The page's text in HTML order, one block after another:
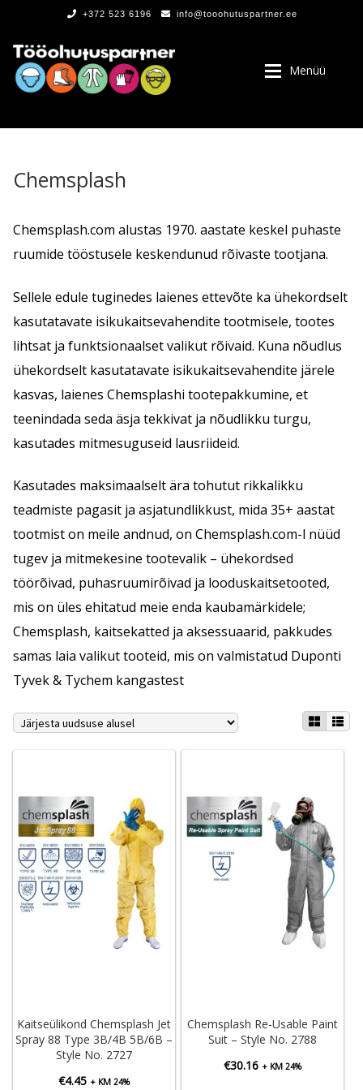
+372 523 6196 info@tooohutuspartner.ee
Menüü
Chemsplash
Chemsplash.com alustas 1970. aastate keskel puhaste
ruumide tööstusele keskendunud rõivaste tootjana.
Sellele edule tuginedes laienes ettevõte ka ühekordselt
kasutatavate isikukaitsevahendite tootmisele, tootes
lihtsat ja funktsionaalset valikut rõivaid. Kuna nõudlus
ühekordselt kasutatavate isikukaitsevahendite järele
kasvas, laienes Chemsplashi tootepakkumine, et
teenindada seda äsja tekkivat ja nõudlikku turgu,
kasutades mitmesuguseid lausriideid.
Kasutades maksimaalselt ära tohutut rikkalikku
teadmiste pagasit ja asjatundlikkust, mida 35+ aastat
tootmist on meile andnud, on Chemsplash.com-l nüüd
tugev ja mitmekesine tootevalik – ühekordsed
töörõivad, puhasruumirõivad ja looduskaitsetooted,
mis on üles ehitatud meie enda kaubamärkidele;
Chemsplash, kaitsekatted ja aksessuaarid, pakkudes
samas laia valikut tooteid, mis on valmistatud Duponti
Tyvek & Tychem kangastest
Kaitseülikond Chemsplash Jet
Spray 88 Type 3B/4B 5B/6B –
Style No. 2727
€4.45 + KM 24%
Chemsplash Re-Usable Paint
Suit – Style No. 2788
€30.16 + KM 24%